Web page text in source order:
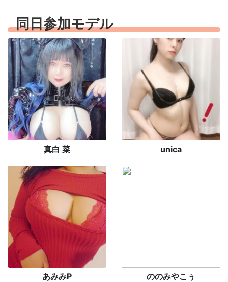
同日参加モデル
真白 菜 unica
あみみP ののみやこぅ